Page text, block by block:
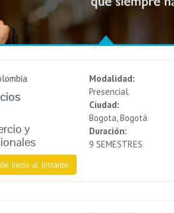
y
Inicio al Instante
Modalidad:
Presencial.
Ciudad:
Bogota, Bogotá
Duración:
9 SEMESTRES